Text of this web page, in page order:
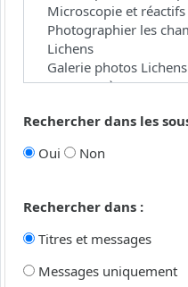
Rechercher dans les
Oui
Non
Rechercher dans :
Titres et messages
Messages uniquement